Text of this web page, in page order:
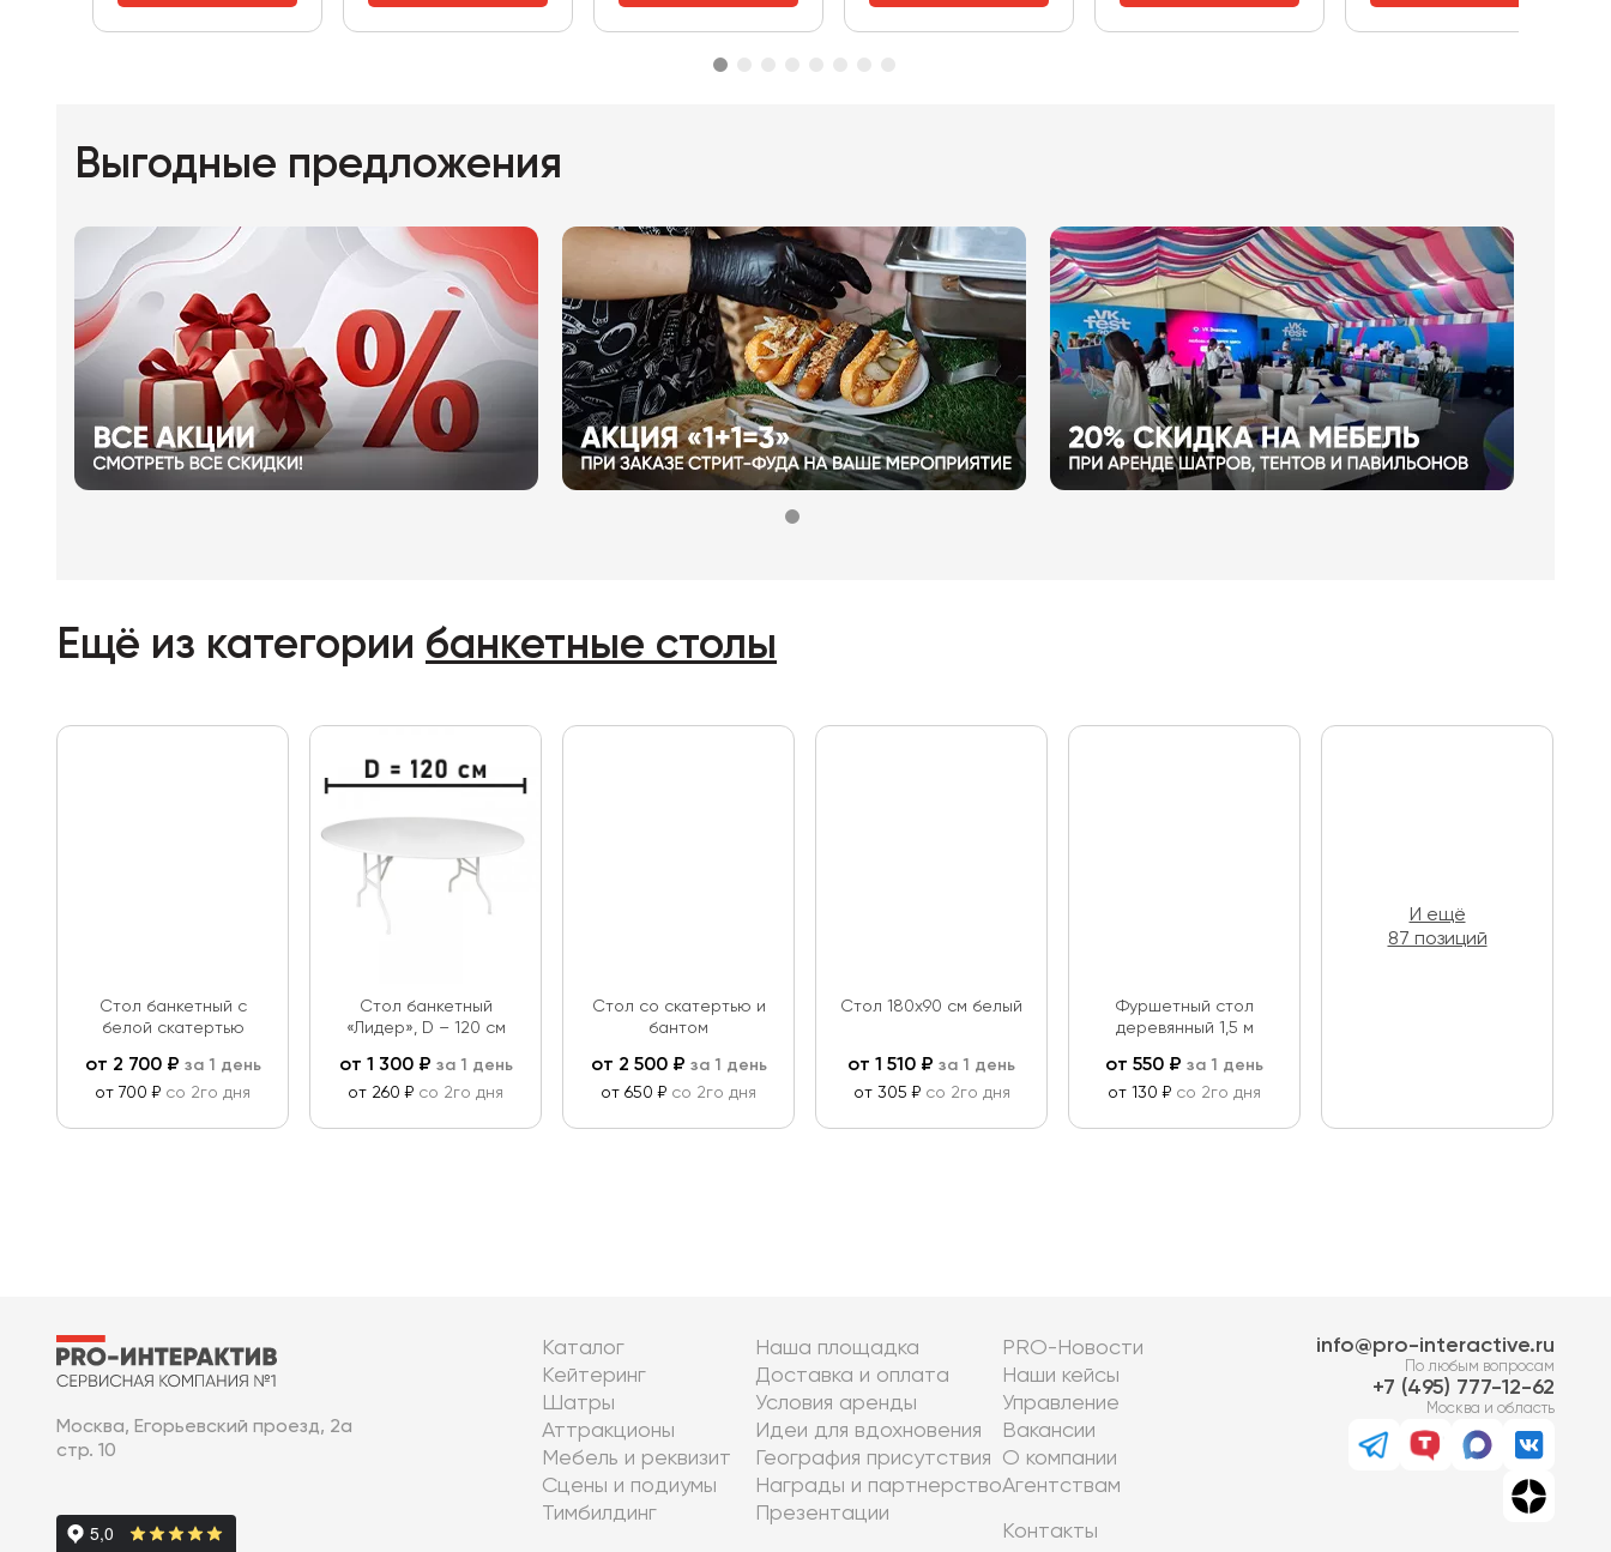
Выгодные предложения
Ещё из категории банкетные столы
Стол банкетный с
белой скатертью
от 2 700₽ за 1 день
от 700 ₽ со 2го дня
Стол банкетный
«Лидер», D – 120 см
от 1 300₽ за 1 день
от 260 ₽ со 2го дня
Стол со скатертью и
бантом
от 2 500₽ за 1 день
от 650 ₽ со 2го дня
Стол 180х90 см белый
от 1 510 ₽ за 1 день
от 305 ₽ со 2го дня
Фуршетный стол
деревянный 1,5 м
от 550 ₽ за 1 день
от 130 ₽ со 2го дня
И ещё
87 позиций
Москва, Егорьевский проезд, 2а
стр. 10
Каталог
Кейтеринг
Шатры
Аттракционы
Мебель и реквизит
Сцены и подиумы
Тимбилдинг
Наша площадка
Доставка и оплата
Условия аренды
Идеи для вдохновения
География присутствия
Награды и партнерство
Презентации
PRO-Новости
Наши кейсы
Управление
Вакансии
О компании
Агентствам
Контакты
info@pro-interactive.ru
По любым вопросам
7 (495) 777-12-62
Москва и область